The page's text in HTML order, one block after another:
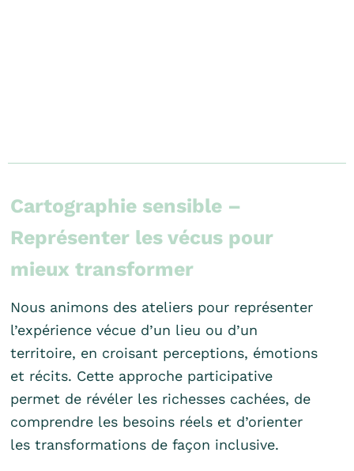
Cartographie sensible –
Représenter les vécus pour
mieux transformer
Nous animons des ateliers pour représenter
l’expérience vécue d’un lieu ou d’un
territoire, en croisant perceptions, émotions
et récits. Cette approche participative
permet de révéler les richesses cachées, de
comprendre les besoins réels et d’orienter
les transformations de façon inclusive.